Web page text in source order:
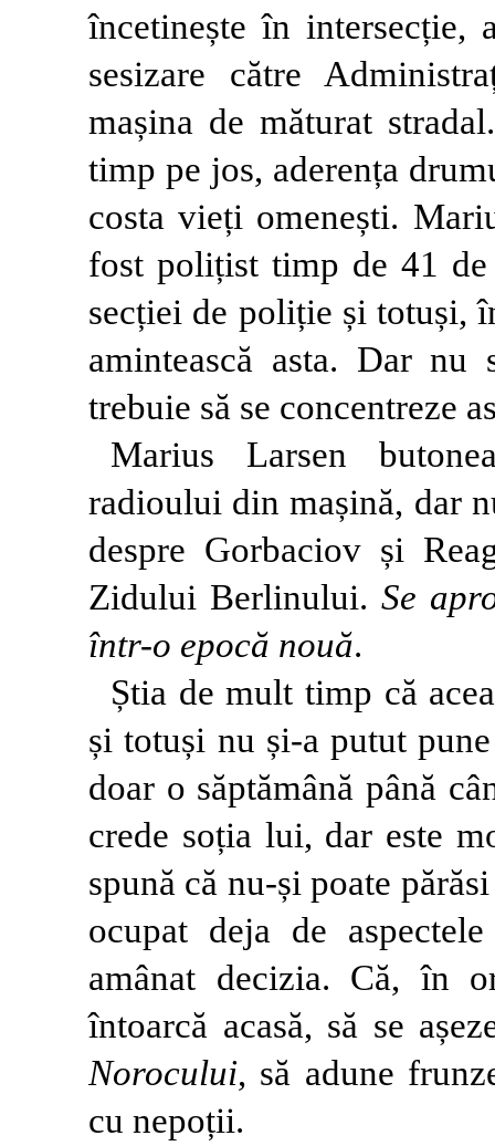
încetinește în intersecție,
sesizare către
mașina de măturat
timp pe jos, aderența
costa vieți omenești.
fost polițist timp de 41
secției de poliție și totuși,
amintească asta. Dar
trebuie să se concentreze
Marius Larsen
radioului din mașină, dar
despre Gorbaciov și
Zidului Berlinului.Se
într-o epocă nouă.
Știa de mult timp că
și totuși nu și-a putut
doar o săptămână până
crede soția lui, dar este
spună că nu-și poate
ocupat deja de
amânat decizia. Că, în
întoarcă acasă, să se
Norocului, să adune
cu nepoții.